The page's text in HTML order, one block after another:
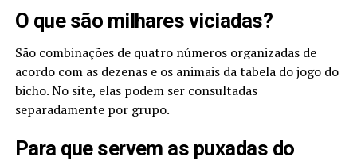
O que são milhares viciadas?
São combinações de quatro números organizadas de
acordo com as dezenas e os animais da tabela do jogo do
bicho. No site, elas podem ser consultadas
separadamente por grupo.
Para que servem as puxadas do